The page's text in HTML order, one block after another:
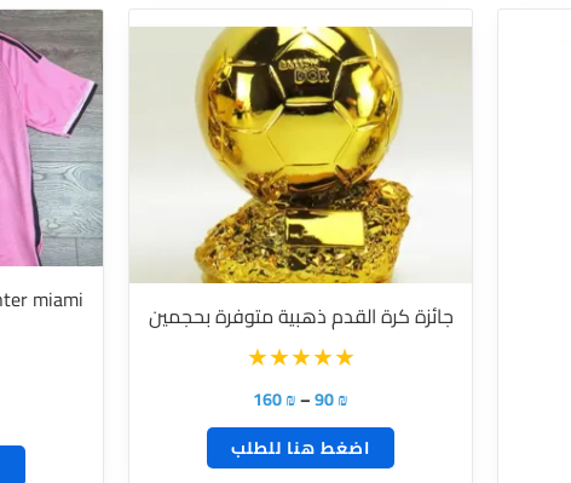
جائزة كرة القدم ذهبية متوفرة بحجمين
90₪
–
160₪
نطاق
السعر:
من
خلال
اضغط هنا للطلب
هناك
العديد
من
الأشكال
المختلفة
لهذا
المنتج.
يمكن
اختيار
الخيارات
على
صفحة
المنتج